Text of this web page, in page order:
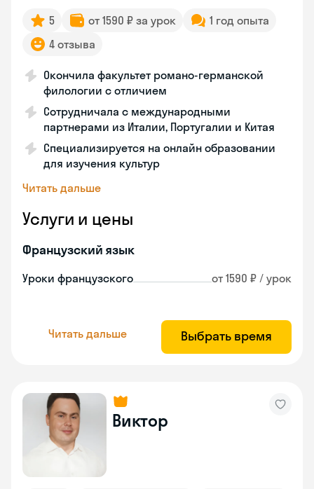
5 от 1590 ₽ за урок
1 год опыта
4 отзыва
Окончила факультет романо-германской
филологии с отличием
Сотрудничала с международными
партнерами из Италии, Португалии и Китая
Специализируется на онлайн образовании
для изучения культур
Читать дальше
Услуги и цены
Французский язык
Уроки французского от 1590 ₽ / урок
Читать дальше Выбрать время
Виктор